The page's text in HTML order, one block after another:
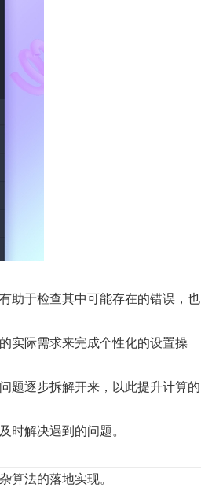
有助于检查其中可能存在的错误，也
实际需求来完成个性化的设置操
问题逐步拆解开来，以此提升计算的
时解决遇到的问题。
法的落地实现。